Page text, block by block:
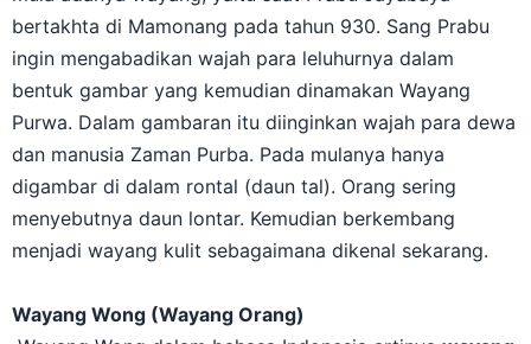
bertakhta di Mamonang pada tahun 930. Sang Prabu
ingin mengabadikan wajah para leluhurnya dalam
bentuk gambar yang kemudian dinamakan Wayang
Purwa. Dalam gambaran itu diinginkan wajah para dewa
dan manusia Zaman Purba. Pada mulanya hanya
digambar di dalam rontal (daun tal). Orang sering
menyebutnya daun lontar. Kemudian berkembang
menjadi wayang kulit sebagaimana dikenal sekarang.
Wayang Wong (Wayang Orang)
Wayang Wong dalam bahasa Indonesia artinya